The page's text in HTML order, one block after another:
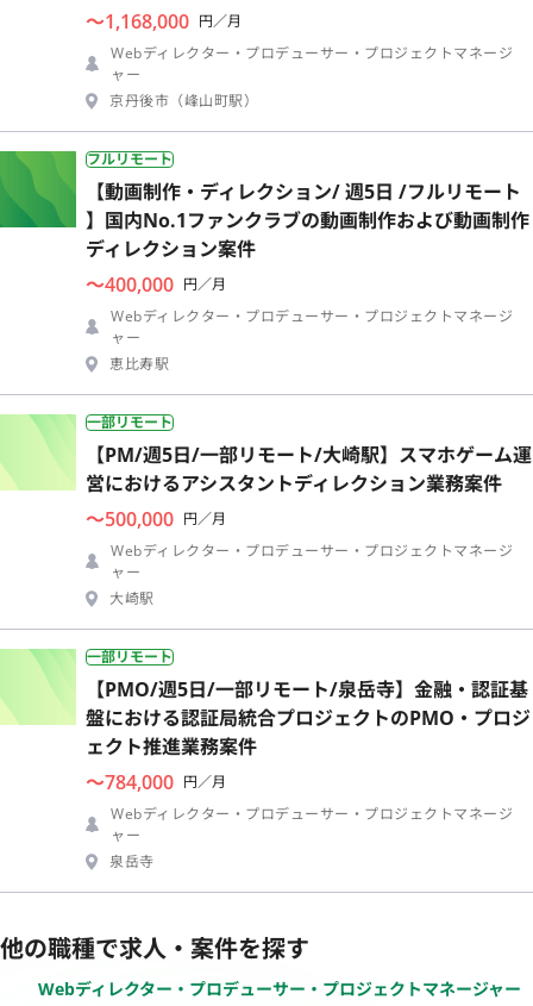
〜1,168,000 円／月
Webディレクター・プロデューサー・プロジェクトマネージ
ャー
京丹後市（峰山町駅）
フルリモート
【動画制作・ディレクション/ 週5日 /フルリモート
】国内No.1ファンクラブの動画制作および動画制作
ディレクション案件
〜400,000 円／月
Webディレクター・プロデューサー・プロジェクトマネージ
ャー
恵比寿駅
一部リモート
【PM/週5日/一部リモート/大崎駅】スマホゲーム運
営におけるアシスタントディレクション業務案件
〜500,000 円／月
Webディレクター・プロデューサー・プロジェクトマネージ
ャー
大崎駅
一部リモート
【PMO/週5日/一部リモート/泉岳寺】金融・認証基
盤における認証局統合プロジェクトのPMO・プロジ
ェクト推進業務案件
〜784,000 円／月
Webディレクター・プロデューサー・プロジェクトマネージ
ャー
泉岳寺
他の職種で求人・案件を探す
Webディレクター・プロデューサー・プロジェクトマネージャー